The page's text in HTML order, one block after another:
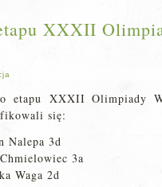
XXXII
etapu XXXII Olimpiady
się:
Nalepa 3d
3a
Waga 2d